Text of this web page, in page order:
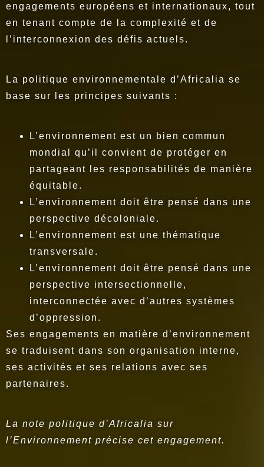
engagements européens et internationaux, tout
en tenant compte de la complexité et de
l’interconnexion des défis actuels.
La politique environnementale d’Africalia se
base sur les principes suivants :
L’environnement est un bien commun
mondial qu’il convient de protéger en
partageant les responsabilités de manière
équitable.
L’environnement doit être pensé dans une
perspective décoloniale.
L’environnement est une thématique
transversale.
L’environnement doit être pensé dans une
perspective intersectionnelle,
interconnectée avec d’autres systèmes
d’oppression.
Ses engagements en matière d’environnement
se traduisent dans son organisation interne,
ses activités et ses relations avec ses
partenaires.
La note politique d’Africalia sur
l’Environnement précise cet engagement.